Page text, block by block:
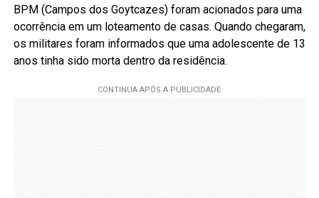
BPM (Campos dos Goytcazes) foram acionados para uma
ocorrência em um loteamento de casas. Quando chegaram,
os militares foram informados que uma adolescente de 13
anos tinha sido morta dentro da residência.